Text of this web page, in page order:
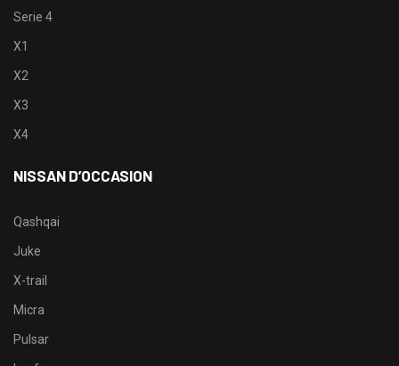
Serie 4
X1
X2
X3
X4
NISSAN D’OCCASION
Qashqai
Juke
X-trail
Micra
Pulsar